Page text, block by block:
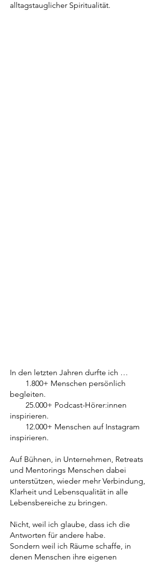
alltagstauglicher Spiritualität.
In den letzten Jahren durfte ich …
1.800+ Menschen persönlich
begleiten.
25.000+ Podcast-Hörer:innen
inspirieren.
12.000+ Menschen auf Instagram
inspirieren.
Auf Bühnen, in Unternehmen, Retreats
und Mentorings Menschen dabei
unterstützen, wieder mehr Verbindung,
Klarheit und Lebensqualität in alle
Lebensbereiche zu bringen.
Nicht, weil ich glaube, dass ich die
Antworten für andere habe.
Sondern weil ich Räume schaffe, in
denen Menschen ihre eigenen